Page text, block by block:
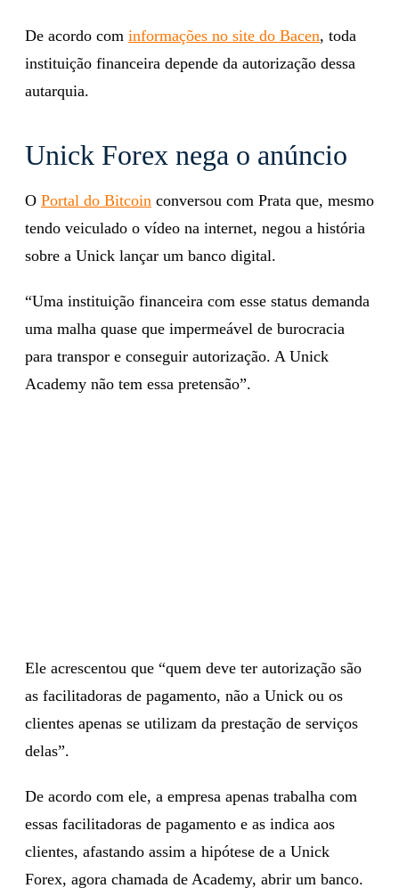
De acordo com informações no site do Bacen, toda
instituição financeira depende da autorização dessa
autarquia.
Unick Forex nega o anúncio
O Portal do Bitcoin conversou com Prata que, mesmo
tendo veiculado o vídeo na internet, negou a história
sobre a Unick lançar um banco digital.
“Uma instituição financeira com esse status demanda
uma malha quase que impermeável de burocracia
para transpor e conseguir autorização. A Unick
Academy não tem essa pretensão”.
Ele acrescentou que “quem deve ter autorização são
as facilitadoras de pagamento, não a Unick ou os
clientes apenas se utilizam da prestação de serviços
delas”.
De acordo com ele, a empresa apenas trabalha com
essas facilitadoras de pagamento e as indica aos
clientes, afastando assim a hipótese de a Unick
Forex, agora chamada de Academy, abrir um banco.